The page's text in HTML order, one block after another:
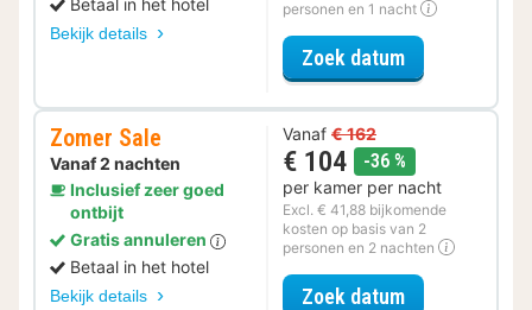
Betaal in het hotel
Bekijk details
personen en 1 nacht
Zoek datumvoor Zomer
Zomer Sale
Vanaf 2 nachten
Inclusief zeer goed
ontbijt
Gratis annuleren
Betaal in het hotel
Bekijk details
Vanaf € 162
€ 104 -36 %
per kamer per nacht
Excl. € 41,88 bijkomende
kosten op basis van 2
personen en 2 nachten
Zoek datumvoor Zomer